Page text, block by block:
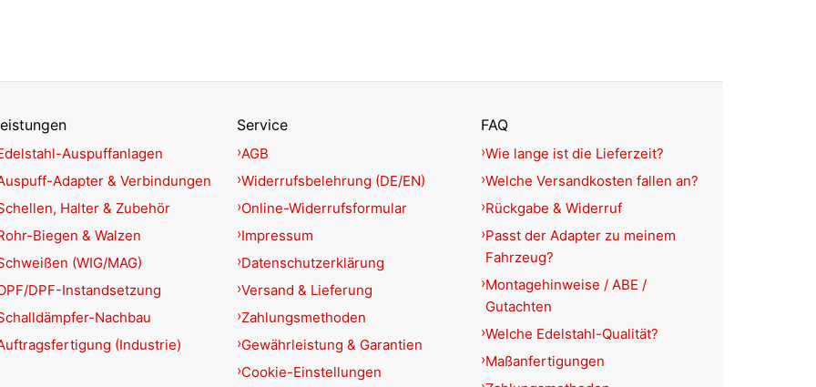
Auspuffanlagen
Adapter & Verbindungen
Halter & Zubehör
Biegen & Walzen
(WIG/MAG)
DPF-Instandsetzung
Nachbau
(Industrie)
Service
AGB
Widerrufsbelehrung (DE/EN)
Online-Widerrufsformular
Impressum
Datenschutzerklärung
Versand & Lieferung
Zahlungsmethoden
Gewährleistung & Garantien
Cookie-Einstellungen
FAQ
Wie lange ist die Lieferzeit?
Welche Versandkosten fallen an?
Rückgabe & Widerruf
Passt der Adapter zu meinem
Fahrzeug?
Montagehinweise / ABE /
Gutachten
Welche Edelstahl-Qualität?
Maßanfertigungen